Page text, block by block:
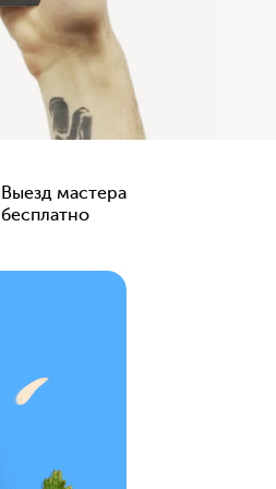
Выезд мастера
бесплатно